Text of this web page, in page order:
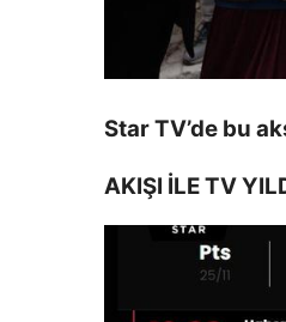
Star TV’de bu
AKIŞI İLE TV